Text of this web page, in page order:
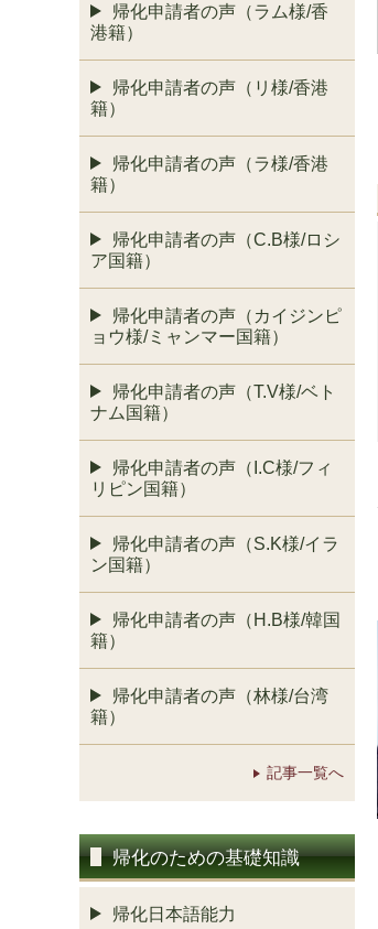
帰化申請者の声（ラム様/香
港籍）
帰化申請者の声（リ様/香港
籍）
帰化申請者の声（ラ様/香港
籍）
帰化申請者の声（C.B様/ロシ
ア国籍）
帰化申請者の声（カイジンピ
ョウ様/ミャンマー国籍）
帰化申請者の声（T.V様/ベト
ナム国籍）
帰化申請者の声（I.C様/フィ
リピン国籍）
帰化申請者の声（S.K様/イラ
ン国籍）
帰化申請者の声（H.B様/韓国
籍）
帰化申請者の声（林様/台湾
籍）
記事一覧へ
帰化のための基礎知識
帰化日本語能力